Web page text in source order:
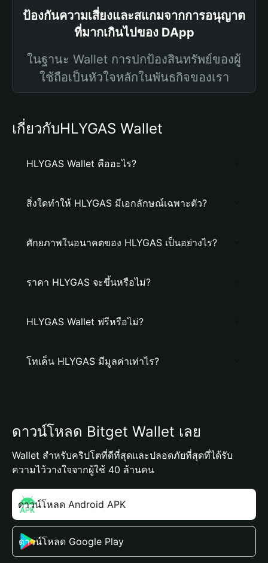
ป้องกันความเสี่ยงและสแกมจากการอนุญาต
ที่มากเกินไปของ DApp
ในฐานะ Wallet การปกป้องสินทรัพย์ของผู้
ใช้ถือเป็นหัวใจหลักในพันธกิจของเรา
เกี่ยวกับHLYGAS Wallet
HLYGAS Wallet คืออะไร?
สิ่งใดทำให้ HLYGAS มีเอกลักษณ์เฉพาะตัว?
ศักยภาพในอนาคตของ HLYGAS เป็นอย่างไร?
ราคา HLYGAS จะขึ้นหรือไม่?
HLYGAS Wallet ฟรีหรือไม่?
โทเค็น HLYGAS มีมูลค่าเท่าไร?
ดาวน์โหลด Bitget Wallet เลย
Wallet สำหรับคริปโตที่ดีที่สุดและปลอดภัยที่สุดที่ได้รับ
ความไว้วางใจจากผู้ใช้ 40 ล้านคน
ดาวน์โหลด Android APK
ดาวน์โหลด Google Play